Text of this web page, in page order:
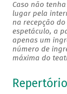
Caso não
lugar pela
na recepção do
espetáculo, a
apenas um
número de
máxima do
Repertório